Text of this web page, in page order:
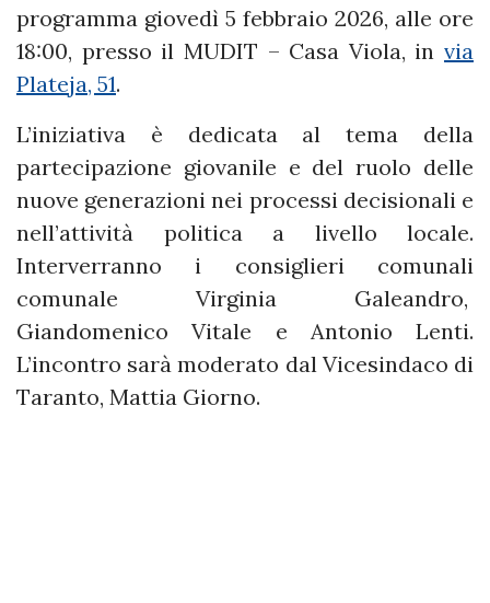
programma giovedì 5 febbraio 2026, alle ore
18:00, presso il MUDIT – Casa Viola, in via
Plateja, 51.
L’iniziativa è dedicata al tema della
partecipazione giovanile e del ruolo delle
nuove generazioni nei processi decisionali e
nell’attività politica a livello locale.
Interverranno i consiglieri comunali
comunale Virginia Galeandro,
Giandomenico Vitale e Antonio Lenti.
L’incontro sarà moderato dal Vicesindaco di
Taranto, Mattia Giorno.